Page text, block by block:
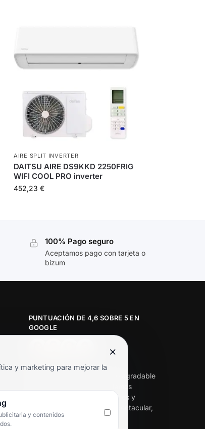
AIRE SPLIT INVERTER
DAITSU AIRE DS9KKD 2250FRIG
WIFI COOL PRO inverter
452,23€
100% Pago seguro
Aceptamos pago con tarjeta o
bizum
PUNTUACIÓN DE 4,6 SOBRE 5 EN
GOOGLE
★★★★★
«Servicio de calidad y trato agradable
con precios excelentes. Hemos
comprado en varias ocasiones y
siempre dan respuesta. Espectacular,
servicio de 10.»
×
y marketing para mejorar la
y contenidos